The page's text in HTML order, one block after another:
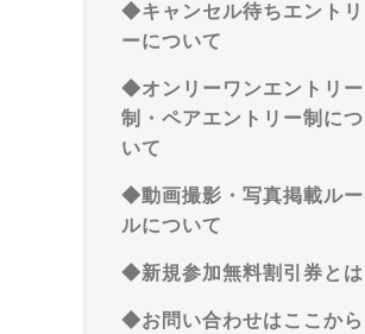
◆キャンセル待ちエントリ
ーについて
◆オンリーワンエントリー
制・ペアエントリー制につ
いて
◆動画撮影・写真掲載ルー
ルについて
◆新規参加無料割引券とは
◆お問い合わせはここから